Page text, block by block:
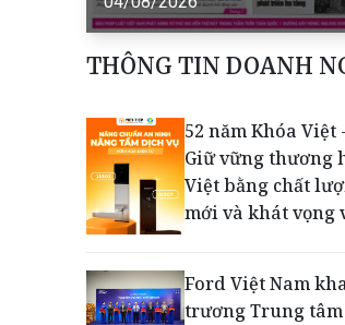
THÔNG TIN DOANH
52 năm Khóa Việt
Giữ vững thương
Việt bằng chất
mới và khát vọng
Ford Việt Nam
trương Trung tâm